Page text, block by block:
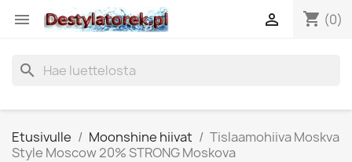
 shopping_cart (0)

search
Etusivulle Moonshine hiivat
Tislaamohiiva Moskva
Style Moscow 20% STRONG Moskova